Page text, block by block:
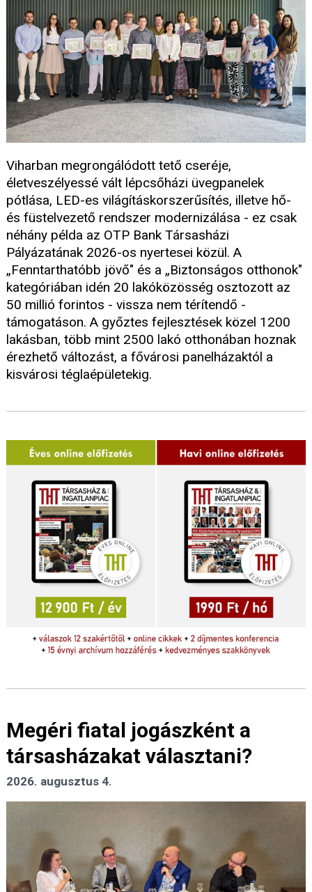
Viharban megrongálódott tető cseréje,
életveszélyessé vált lépcsőházi üvegpanelek
pótlása, LED-es világításkorszerűsítés, illetve hő-
és füstelvezető rendszer modernizálása - ez csak
néhány példa az OTP Bank Társasházi
Pályázatának 2026-os nyertesei közül. A
„Fenntarthatóbb jövő" és a „Biztonságos otthonok"
kategóriában idén 20 lakóközösség osztozott az
50 millió forintos - vissza nem térítendő -
támogatáson. A győztes fejlesztések közel 1200
lakásban, több mint 2500 lakó otthonában hoznak
érezhető változást, a fővárosi panelházaktól a
kisvárosi téglaépületekig.
Megéri fiatal jogászként a
társasházakat választani?
2026. augusztus 4.